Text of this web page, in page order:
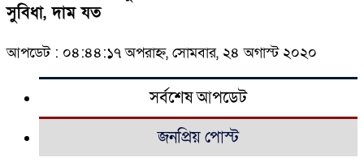
সুবিধা, দাম যত
আপডেট : ০৪:৪৪:১৭ অপরাহ্ন, সোমবার, ২৪ অগাস্ট ২০২০
সর্বশেষ আপডেট
জনপ্রিয় পোস্ট